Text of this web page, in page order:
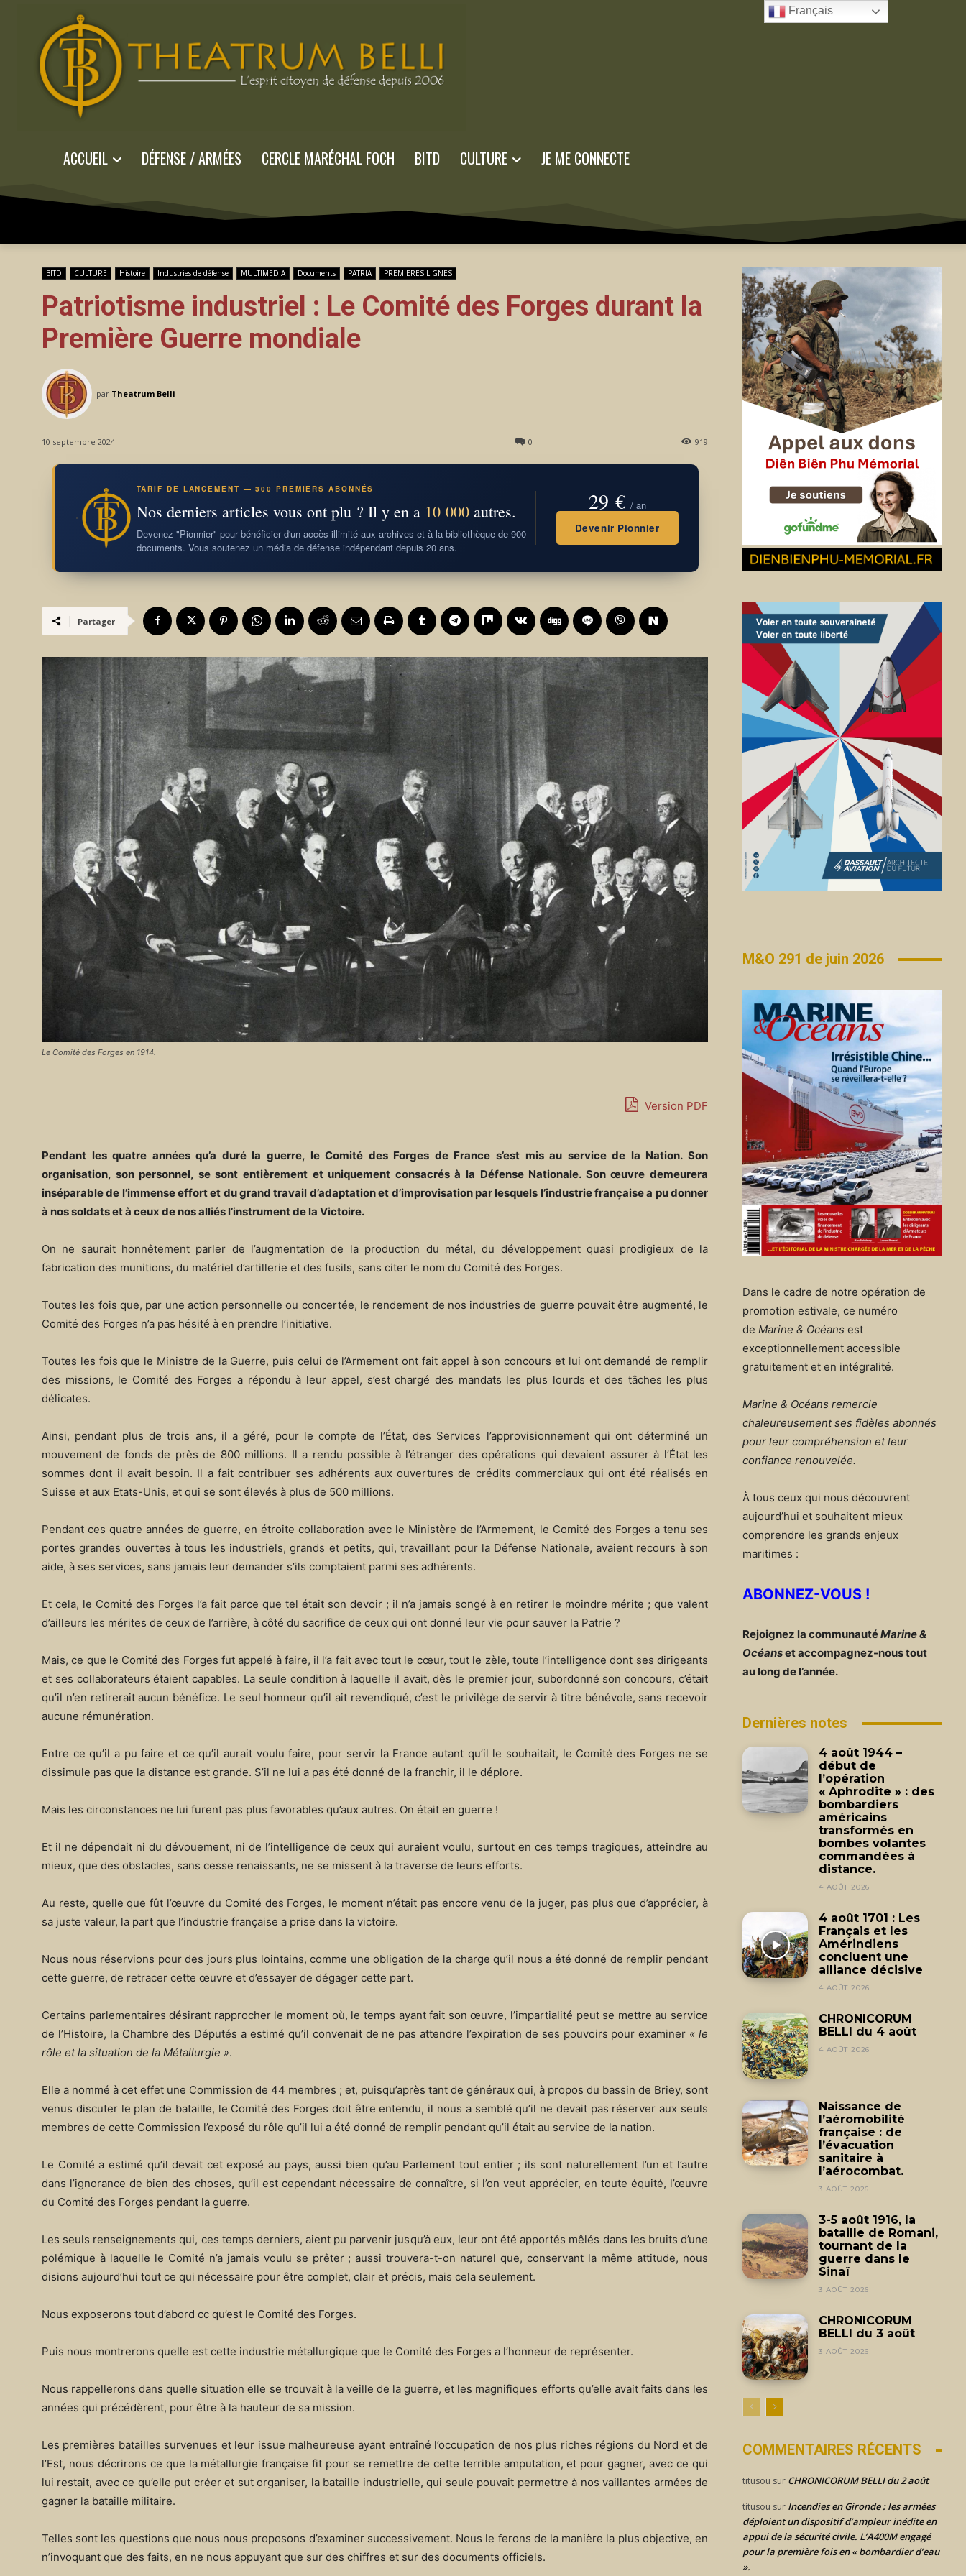
ACCUEIL DÉFENSE / ARMÉES CERCLE MARÉCHAL FOCH BITD CULTURE JE ME CONNECTE
BITD CULTURE Histoire Industries de défense MULTIMEDIA Documents PATRIA PREMIERES LIGNES
Patriotisme industriel : Le Comité des Forges durant la
Première Guerre mondiale
par Theatrum Belli
10 septembre 2024 0 919
TARIF DE LANCEMENT — 300 PREMIERS ABONNÉS
Nos derniers articles vous ont plu ? Il y en a 10 000autres.
Devenez "Pionnier" pour bénéficier d'un accès illimité aux archives et à la bibliothèque de 900
documents. Vous soutenez un média de défense indépendant depuis 20 ans.
29 € / an
Devenir Pionnier
Partager
Le Comité des Forges en 1914.
Version PDF
Pendant les quatre années qu’a duré la guerre, le Comité des Forges de France s’est mis au service de la Nation. Son
organisation, son personnel, se sont entièrement et uniquement consacrés à la Défense Nationale. Son œuvre demeurera
inséparable de l’immense effort et du grand travail d’adaptation et d’improvisation par lesquels l’industrie française a pu donner
à nos soldats et à ceux de nos alliés l’instrument de la Victoire.
On ne saurait honnêtement parler de l’augmentation de la production du métal, du développement quasi prodigieux de la
fabrication des munitions, du matériel d’artillerie et des fusils, sans citer le nom du Comité des Forges.
Toutes les fois que, par une action personnelle ou concertée, le rendement de nos industries de guerre pouvait être augmenté, le
Comité des Forges n’a pas hésité à en prendre l’initiative.
Toutes les fois que le Ministre de la Guerre, puis celui de l’Armement ont fait appel à son concours et lui ont demandé de remplir
des missions, le Comité des Forges a répondu à leur appel, s’est chargé des mandats les plus lourds et des tâches les plus
délicates.
Ainsi, pendant plus de trois ans, il a géré, pour le compte de l’État, des Services l’approvisionnement qui ont déterminé un
mouvement de fonds de près de 800 millions. Il a rendu possible à l’étranger des opérations qui devaient assurer à l’État les
sommes dont il avait besoin. Il a fait contribuer ses adhérents aux ouvertures de crédits commerciaux qui ont été réalisés en
Suisse et aux Etats-Unis, et qui se sont élevés à plus de 500 millions.
Pendant ces quatre années de guerre, en étroite collaboration avec le Ministère de l’Armement, le Comité des Forges a tenu ses
portes grandes ouvertes à tous les industriels, grands et petits, qui, travaillant pour la Défense Nationale, avaient recours à son
aide, à ses services, sans jamais leur demander s’ils comptaient parmi ses adhérents.
Et cela, le Comité des Forges l’a fait parce que tel était son devoir ; il n’a jamais songé à en retirer le moindre mérite ; que valent
d’ailleurs les mérites de ceux de l’arrière, à côté du sacrifice de ceux qui ont donné leur vie pour sauver la Patrie ?
Mais, ce que le Comité des Forges fut appelé à faire, il l’a fait avec tout le cœur, tout le zèle, toute l’intelligence dont ses dirigeants
et ses collaborateurs étaient capables. La seule condition à laquelle il avait, dès le premier jour, subordonné son concours, c’était
qu’il n’en retirerait aucun bénéfice. Le seul honneur qu’il ait revendiqué, c’est le privilège de servir à titre bénévole, sans recevoir
aucune rémunération.
Entre ce qu’il a pu faire et ce qu’il aurait voulu faire, pour servir la France autant qu’il le souhaitait, le Comité des Forges ne se
dissimule pas que la distance est grande. S’il ne lui a pas été donné de la franchir, il le déplore.
Mais les circonstances ne lui furent pas plus favorables qu’aux autres. On était en guerre !
Et il ne dépendait ni du dévouement, ni de l’intelligence de ceux qui auraient voulu, surtout en ces temps tragiques, atteindre au
mieux, que des obstacles, sans cesse renaissants, ne se missent à la traverse de leurs efforts.
Au reste, quelle que fût l’œuvre du Comité des Forges, le moment n’était pas encore venu de la juger, pas plus que d’apprécier, à
sa juste valeur, la part que l’industrie française a prise dans la victoire.
Nous nous réservions pour des jours plus lointains, comme une obligation de la charge qu’il nous a été donné de remplir pendant
cette guerre, de retracer cette œuvre et d’essayer de dégager cette part.
Certains parlementaires désirant rapprocher le moment où, le temps ayant fait son œuvre, l’impartialité peut se mettre au service
de l’Histoire, la Chambre des Députés a estimé qu’il convenait de ne pas attendre l’expiration de ses pouvoirs pour examiner « le
rôle et la situation de la Métallurgie ».
Elle a nommé à cet effet une Commission de 44 membres ; et, puisqu’après tant de généraux qui, à propos du bassin de Briey, sont
venus discuter le plan de bataille, le Comité des Forges doit être entendu, il nous a semblé qu’il ne devait pas réserver aux seuls
membres de cette Commission l’exposé du rôle qu’il lui a été donné de remplir pendant qu’il était au service de la nation.
Le Comité a estimé qu’il devait cet exposé au pays, aussi bien qu’au Parlement tout entier ; ils sont naturellement l’un et l’autre
dans l’ignorance de bien des choses, qu’il est cependant nécessaire de connaître, si l’on veut apprécier, en toute équité, l’œuvre
du Comité des Forges pendant la guerre.
Les seuls renseignements qui, ces temps derniers, aient pu parvenir jusqu’à eux, leur ont été apportés mêlés dans les bruits d’une
polémique à laquelle le Comité n’a jamais voulu se prêter ; aussi trouvera-t-on naturel que, conservant la même attitude, nous
disions aujourd’hui tout ce qui nécessaire pour être complet, clair et précis, mais cela seulement.
Nous exposerons tout d’abord cc qu’est le Comité des Forges.
Puis nous montrerons quelle est cette industrie métallurgique que le Comité des Forges a l’honneur de représenter.
Nous rappellerons dans quelle situation elle se trouvait à la veille de la guerre, et les magnifiques efforts qu’elle avait faits dans les
années qui précédèrent, pour être à la hauteur de sa mission.
Les premières batailles survenues et leur issue malheureuse ayant entraîné l’occupation de nos plus riches régions du Nord et de
l’Est, nous décrirons ce que la métallurgie française fit pour se remettre de cette terrible amputation, et pour gagner, avec ce qui
lui restait, avec ce qu’elle put créer et sut organiser, la bataille industrielle, qui seule pouvait permettre à nos vaillantes armées de
gagner la bataille militaire.
Telles sont les questions que nous nous proposons d’examiner successivement. Nous le ferons de la manière la plus objective, en
n’invoquant que des faits, en ne nous appuyant que sur des chiffres et sur des documents officiels.
M&O 291 de juin 2026
Dans le cadre de notre opération de
promotion estivale, ce numéro
de Marine & Océans est
exceptionnellement accessible
gratuitement et en intégralité.
Marine & Océans remercie
chaleureusement ses fidèles abonnés
pour leur compréhension et leur
confiance renouvelée.
À tous ceux qui nous découvrent
aujourd’hui et souhaitent mieux
comprendre les grands enjeux
maritimes :
ABONNEZ-VOUS !
Rejoignez la communautéMarine &
Océanset accompagnez-nous tout
au long de l’année.
Dernières notes
4 août 1944 –
début de
l’opération
« Aphrodite » : des
bombardiers
américains
transformés en
bombes volantes
commandées à
distance.
4 AOÛT 2026
4 août 1701 : Les
Français et les
Amérindiens
concluent une
alliance décisive
4 AOÛT 2026
CHRONICORUM
BELLI du 4 août
4 AOÛT 2026
Naissance de
l’aéromobilité
française : de
l’évacuation
sanitaire à
l’aérocombat.
3 AOÛT 2026
3-5 août 1916, la
bataille de Romani,
tournant de la
guerre dans le
Sinaï
3 AOÛT 2026
CHRONICORUM
BELLI du 3 août
3 AOÛT 2026
COMMENTAIRES RÉCENTS
titusou sur CHRONICORUM BELLI du 2 août
titusou sur Incendies en Gironde : les armées
déploient un dispositif d’ampleur inédite en
appui de la sécurité civile. L’A400M engagé
pour la première fois en « bombardier d’eau
».
Français